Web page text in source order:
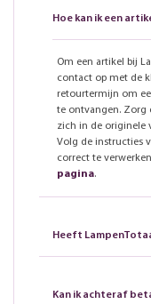
Hoe kan ik een
Om een artikel bij
contact op met de
retourtermijn om
te ontvangen. Zorg
zich in de originele
Volg de instructies
correct te
pagina.
Heeft
Kan ik achteraf